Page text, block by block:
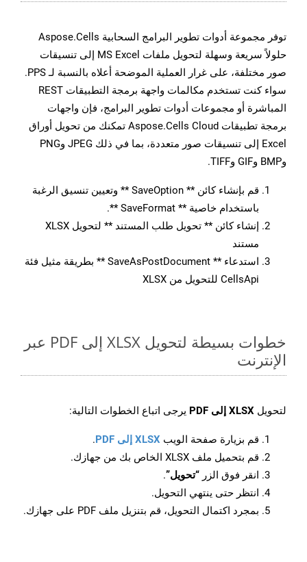
توفر مجموعة أدوات تطوير البرامج السحابية Aspose.Cells
حلولاً سريعة وسهلة لتحويل ملفات MS Excel إلى تنسيقات
صور مختلفة، على غرار العملية الموضحة أعلاه بالنسبة لـ PPS.
سواء كنت تستخدم مكالمات واجهة برمجة التطبيقات REST
المباشرة أو مجموعات أدوات تطوير البرامج، فإن واجهات
برمجة تطبيقات Aspose.Cells Cloud تمكنك من تحويل أوراق
Excel إلى تنسيقات صور متعددة، بما في ذلك JPEG وPNG
وBMP وGIF وTIFF.
قم بإنشاء كائن ** SaveOption ** وتعيين تنسيق الرغبة
باستخدام خاصية ** SaveFormat **.
إنشاء كائن ** تحويل طلب المستند ** لتحويل XLSX
مستند
استدعاء ** SaveAsPostDocument ** بطريقة مثيل فئة
CellsApi للتحويل من XLSX
خطوات بسيطة لتحويل XLSX إلى PDF عبر
الإنترنت
لتحويل XLSX إلى PDF يرجى اتباع الخطوات التالية:
قم بزيارة صفحة الويب XLSX إلى PDF
.
قم بتحميل ملف XLSX الخاص بك من جهازك.
انقر فوق الزر “تحويل”.
انتظر حتى ينتهي التحويل.
بمجرد اكتمال التحويل، قم بتنزيل ملف PDF على جهازك.